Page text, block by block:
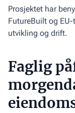
Prosjektet har
FutureBuilt og
utvikling og drift.
Faglig